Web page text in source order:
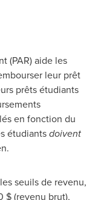
(PAR) aide les
leur prêt
prêts étudiants
en fonction du
étudiantsdoivent
seuils de revenu,
$ (revenu brut),